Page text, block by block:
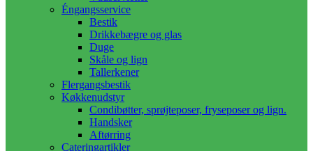
Éngangsservice
Bestik
Drikkebægre og glas
Duge
Skåle og lign
Tallerkener
Flergangsbestik
Køkkenudstyr
Condibøtter, sprøjteposer, fryseposer og lign.
Handsker
Aftørring
Cateringartikler